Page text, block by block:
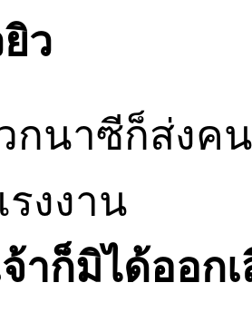
ว
กนาซีก็ส่งค
งงาน
าก็มิได้ออก